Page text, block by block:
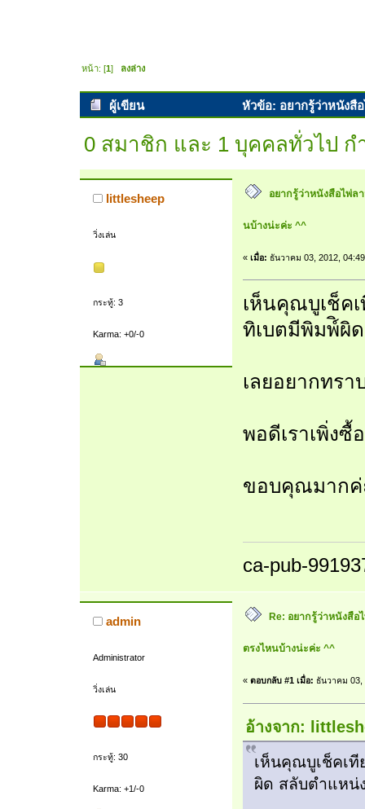
หน้า: [1] ลงล่าง
ผู้เขียน หัวข้อ: อยากรู้ว่าหนังสื
0 สมาชิก และ 1 บุคคลทั่วไป
littlesheep
วิ่งเล่น
กระทู้: 3
Karma: +0/-0
อยากรู้ว่าหนังสือไพ่ล
นบ้างน่ะค่ะ ^^
« เมื่อ: ธันวาคม 03, 2012,
เห็นคุณบูเช็ค
ทิเบตมีพิมพ์ิผิ
เลยอยากทรา
พอดีเราเพิ่ง
ขอบคุณมาก
ca-pub-
admin
Administrator
วิ่งเล่น
กระทู้: 30
Karma: +1/-0
Re: อยากรู้ว่าหนังสือ
ตรงไหนบ้างน่ะค่ะ ^^
« ตอบกลับ #1 เมื่อ: ธันวาคม 03,
อ้างจาก:
เห็นคุณบูเช็คเ
ผิด สลับตำแหน่